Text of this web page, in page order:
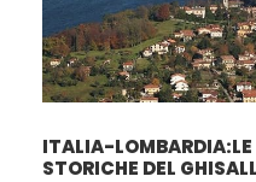
ITALIA-LOMBARDIA:LE
STORICHE DEL